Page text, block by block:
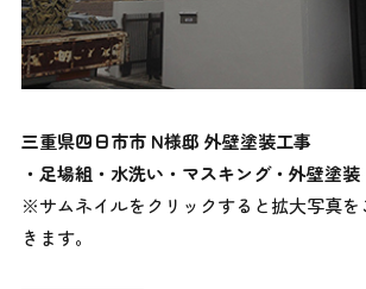
三重県四日市市 N様邸 外壁塗装工事
・足場組・水洗い・マスキング・外壁塗
※サムネイルをクリックすると拡大写真を
きます。